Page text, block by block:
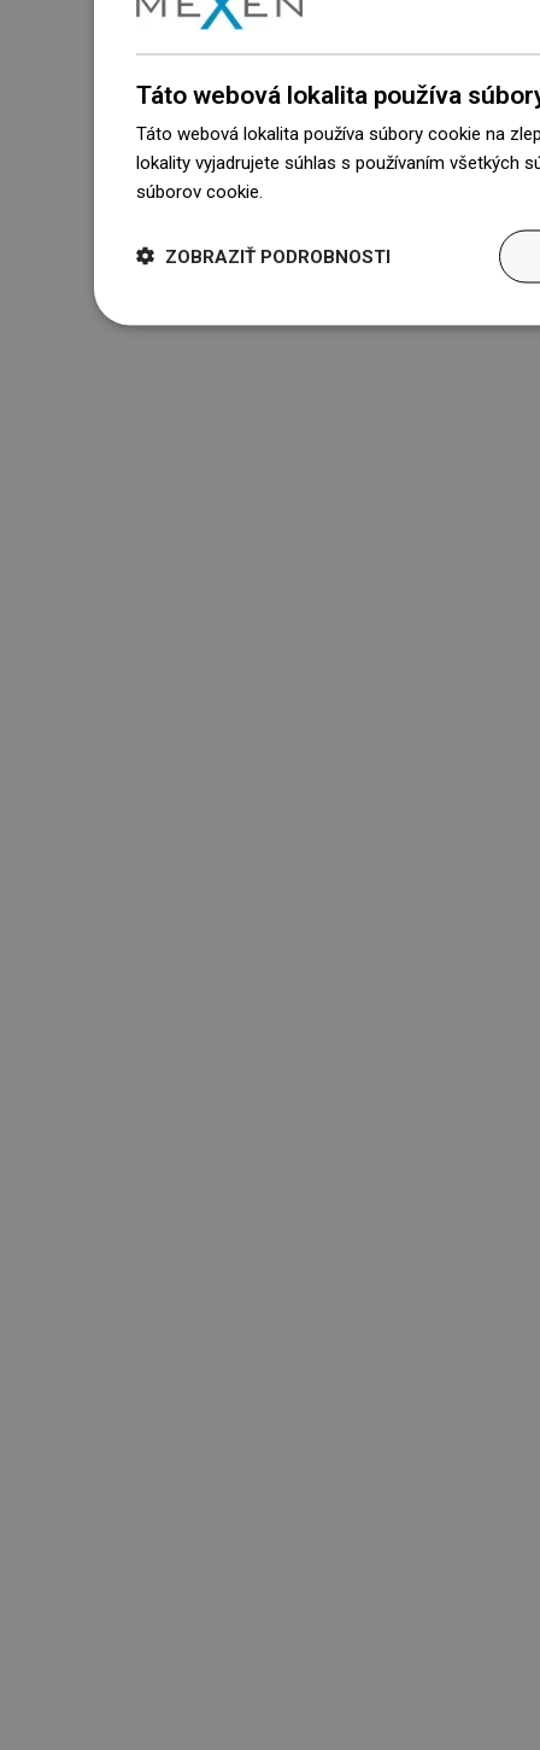
Táto webová lokalita používa
Táto webová lokalita používa súbory cookie na
lokality vyjadrujete súhlas s používaním všetkých
súborov cookie.
ZOBRAZIŤ PODROBNOSTI